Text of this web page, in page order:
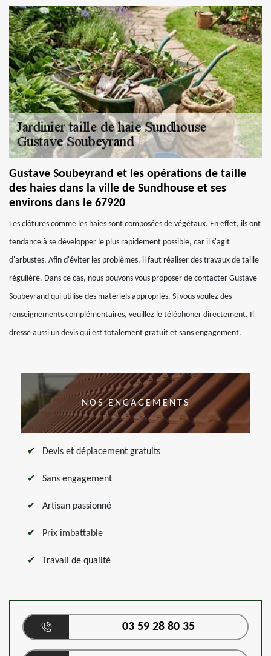
Gustave Soubeyrand et les opérations de taille
des haies dans la ville de Sundhouse et ses
environs dans le 67920
Les clôtures comme les haies sont composées de végétaux. En effet, ils ont
tendance à se développer le plus rapidement possible, car il s'agit
d'arbustes. Afin d'éviter les problèmes, il faut réaliser des travaux de taille
régulière. Dans ce cas, nous pouvons vous proposer de contacter Gustave
Soubeyrand qui utilise des matériels appropriés. Si vous voulez des
renseignements complémentaires, veuillez le téléphoner directement. Il
dresse aussi un devis qui est totalement gratuit et sans engagement.
NOS ENGAGEMENTS
Devis et déplacement gratuits
Sans engagement
Artisan passionné
Prix imbattable
Travail de qualité
03 59 28 80 35